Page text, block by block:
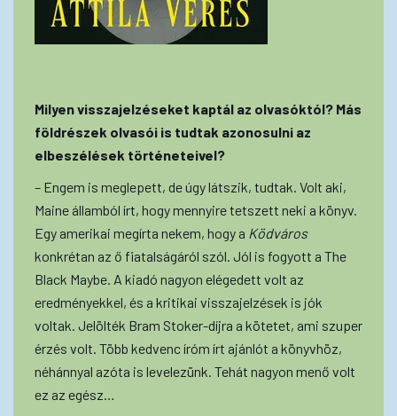
Milyen visszajelzéseket kaptál az olvasóktól? Más
földrészek olvasói is tudtak azonosulni az
elbeszélések történeteivel?
– Engem is meglepett, de úgy látszik, tudtak. Volt aki,
Maine államból írt, hogy mennyire tetszett neki a könyv.
Egy amerikai megírta nekem, hogy a Ködváros
konkrétan az ő fiatalságáról szól. Jól is fogyott a The
Black Maybe. A kiadó nagyon elégedett volt az
eredményekkel, és a kritikai visszajelzések is jók
voltak. Jelölték Bram Stoker-díjra a kötetet, ami szuper
érzés volt. Több kedvenc íróm írt ajánlót a könyvhöz,
néhánnyal azóta is levelezünk. Tehát nagyon menő volt
ez az egész…